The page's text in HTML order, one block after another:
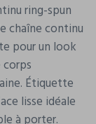
ring-spun
chaîne continu
pour un look
corps
Étiquette
lisse idéale
à porter.